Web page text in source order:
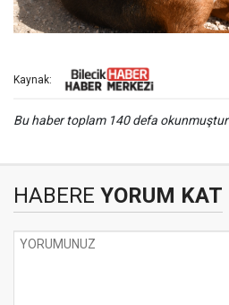
Kaynak:
Bu haber toplam 140 defa okunmuştur
HABERE YORUM KAT